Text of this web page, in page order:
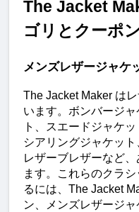
The Jacket
ゴリとクーポン
メンズレザージャケ
The Jacket Maker は
います。ボンバージ
ト、スエードジャケ
シアリングジャケット
レザーブレザーなど
ます。これらのクラ
るには、The Jacket
ン、メンズレザージ